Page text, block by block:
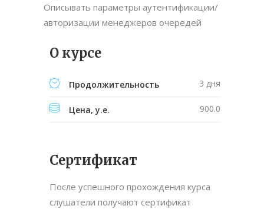
Описывать параметры аутентификации/
авторизации менеджеров очередей
О курсе
Продолжительность 3 дня
Цена, у.е. 900.0
Сертификат
После успешного прохождения курса
слушатели получают сертификат